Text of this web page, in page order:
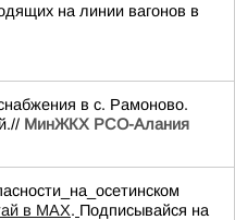
на линии вагонов в
в с. Рамоново.
МинЖКХ РСО-Алания
в MAX. Подписывайся на